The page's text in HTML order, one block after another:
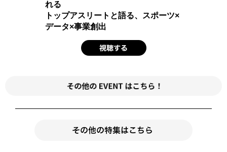
れる
トップアスリートと語る、スポーツ×
データ×事業創出